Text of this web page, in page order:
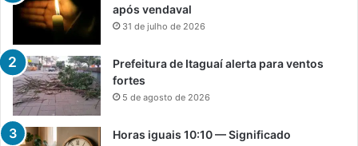
após vendaval
31 de julho de 2026
Prefeitura de Itaguaí alerta para ventos
fortes
5 de agosto de 2026
Horas iguais 10:10 — Significado